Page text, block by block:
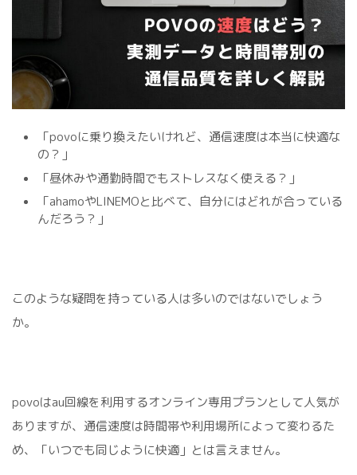
「povoに乗り換えたいけれど、通信速度は本当に快適な
の？」
「昼休みや通勤時間でもストレスなく使える？」
「ahamoやLINEMOと比べて、自分にはどれが合っている
んだろう？」
このような疑問を持っている人は多いのではないでしょう
か。
povoはau回線を利用するオンライン専用プランとして人気が
ありますが、通信速度は時間帯や利用場所によって変わるた
め、「いつでも同じように快適」とは言えません。